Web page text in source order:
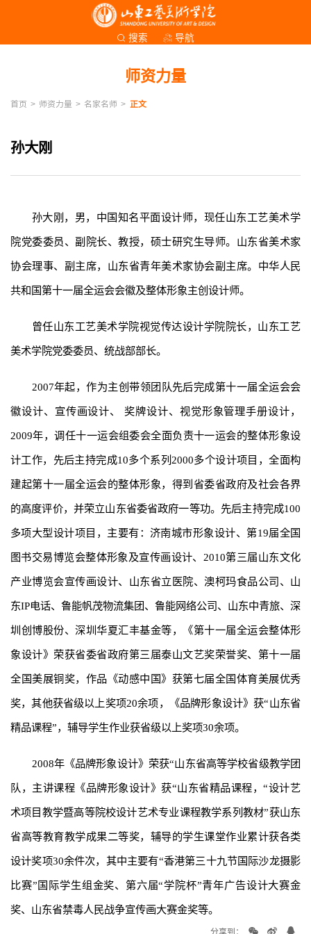
搜索 导航
师资力量
首页 > 师资力量 > 名家名师 > 正文
孙大刚
孙大刚，男，中国知名平面设计师，现任山东工艺美术学
院党委委员、副院长、教授，硕士研究生导师。山东省美术家
协会理事、副主席，山东省青年美术家协会副主席。中华人民
共和国第十一届全运会会徽及整体形象主创设计师。
曾任山东工艺美术学院视觉传达设计学院院长，山东工艺
美术学院党委委员、统战部部长。
2007年起，作为主创带领团队先后完成第十一届全运会会
徽设计、宣传画设计、 奖牌设计、视觉形象管理手册设计，
2009年，调任十一运会组委会全面负责十一运会的整体形象设
计工作，先后主持完成10多个系列2000多个设计项目，全面构
建起第十一届全运会的整体形象，得到省委省政府及社会各界
的高度评价，并荣立山东省委省政府一等功。先后主持完成100
多项大型设计项目，主要有：济南城市形象设计、第19届全国
图书交易博览会整体形象及宣传画设计、2010第三届山东文化
产业博览会宣传画设计、山东省立医院、澳柯玛食品公司、山
东IP电话、鲁能帆茂物流集团、鲁能网络公司、山东中青旅、深
圳创博股份、深圳华夏汇丰基金等，《第十一届全运会整体形
象设计》荣获省委省政府第三届泰山文艺奖荣誉奖、第十一届
全国美展铜奖，作品《动感中国》获第七届全国体育美展优秀
奖，其他获省级以上奖项20余项，《品牌形象设计》获“山东省
精品课程”，辅导学生作业获省级以上奖项30余项。
2008年《品牌形象设计》荣获“山东省高等学校省级教学团
队，主讲课程《品牌形象设计》获“山东省精品课程，“设计艺
术项目教学暨高等院校设计艺术专业课程教学系列教材”获山东
省高等教育教学成果二等奖，辅导的学生课堂作业累计获各类
设计奖项30余件次，其中主要有“香港第三十九节国际沙龙摄影
比赛”国际学生组金奖、第六届“学院杯”青年广告设计大赛金
奖、山东省禁毒人民战争宣传画大赛金奖等。